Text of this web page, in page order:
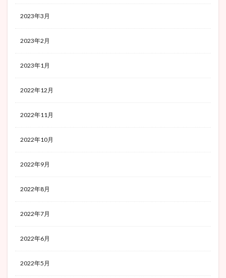
2023年3月
2023年2月
2023年1月
2022年12月
2022年11月
2022年10月
2022年9月
2022年8月
2022年7月
2022年6月
2022年5月